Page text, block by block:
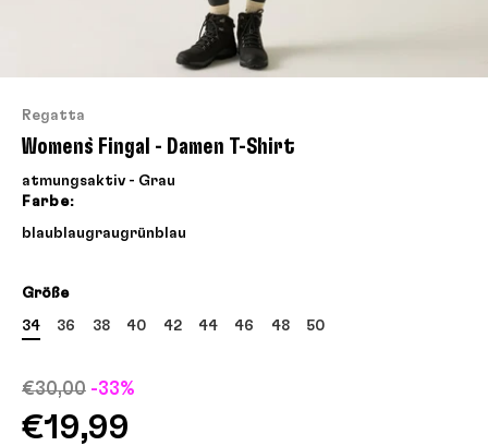
Regatta
Women`s Fingal - Damen T-Shirt
atmungsaktiv - Grau
Farbe:
blau blaugraugrün blau
Größe
34 36 38 40 42 44 46 48 50
€30,00 -33%
€19,99